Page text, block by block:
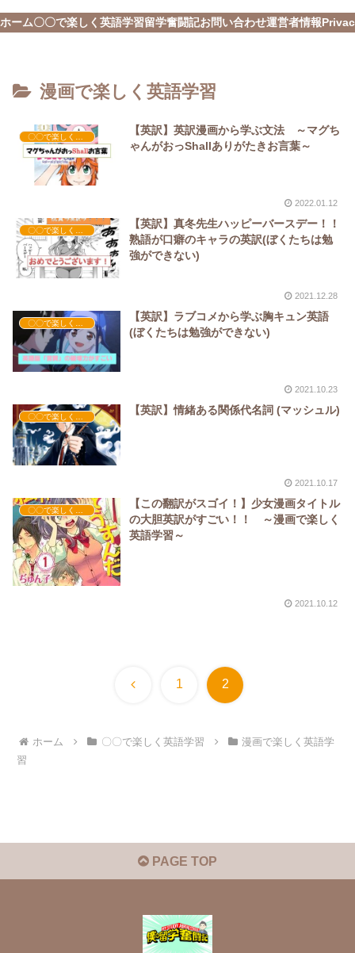
ホーム〇〇で楽しく英語学習留学奮闘記お問い合わせ運営者情報
漫画で楽しく英語学習
【英訳】英訳漫画から学ぶ文法 ～マグち
ゃんがおっShallありがたきお言葉～
2022.01.12
【英訳】真冬先生ハッピーバースデー！！
熟語が口癖のキャラの英訳(ぼくたちは勉
強ができない)
2021.12.28
〇〇で楽しく英語学習
【英訳】ラブコメから学ぶ胸キュン英語
(ぼくたちは勉強ができない)
2021.10.23
【英訳】情緒ある関係代名詞 (マッシュル)
2021.10.17
【この翻訳がスゴイ！】少女漫画タイトル
の大胆英訳がすごい！！ ～漫画で楽しく
英語学習～
2021.10.12
前 1 2
ホーム 〇〇で楽しく英語学習
漫画で楽しく英語学
習
PAGE TOP